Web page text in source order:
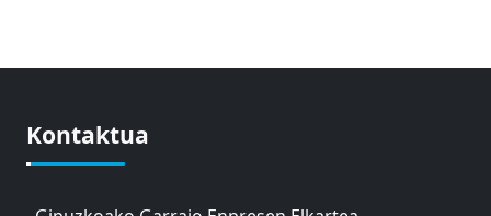
Kontaktua